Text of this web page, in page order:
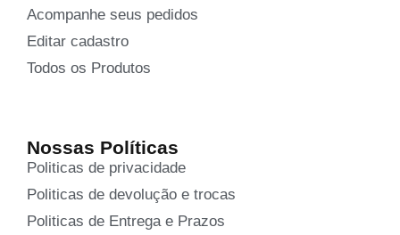
Acompanhe seus pedidos
Editar cadastro
Todos os Produtos
Nossas Políticas
Politicas de privacidade
Politicas de devolução e trocas
Politicas de Entrega e Prazos